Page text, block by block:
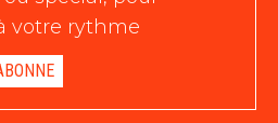
votre rythme